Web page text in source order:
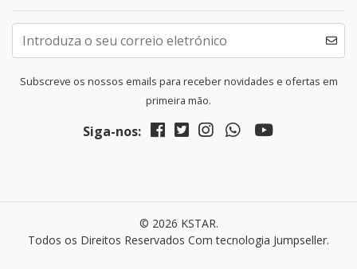
Subscreve os nossos emails para receber novidades e ofertas em
primeira mão.
Siga-nos:
© 2026 KSTAR.
Todos os Direitos Reservados Com tecnologia Jumpseller.